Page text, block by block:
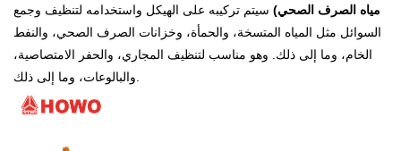
مياه الصرف الصحي) سيتم تركيبه على الهيكل واستخدامه لتنظيف وجمع
السوائل مثل المياه المتسخة، والحمأة، وخزانات الصرف الصحي، والنفط
الخام، وما إلى ذلك. وهو مناسب لتنظيف المجاري، والحفر الامتصاصية،